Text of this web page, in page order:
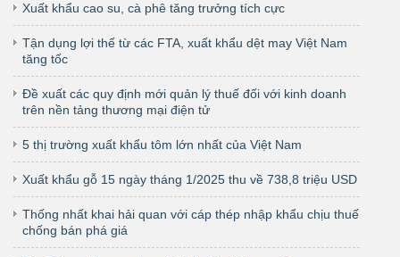
Xuất khẩu cao su, cà phê tăng trưởng tích cực
Tận dụng lợi thế từ các FTA, xuất khẩu dệt may Việt Nam
tăng tốc
Đề xuất các quy định mới quản lý thuế đối với kinh doanh
trên nền tảng thương mại điện tử
5 thị trường xuất khẩu tôm lớn nhất của Việt Nam
Xuất khẩu gỗ 15 ngày tháng 1/2025 thu về 738,8 triệu USD
Thống nhất khai hải quan với cáp thép nhập khẩu chịu thuế
chống bán phá giá